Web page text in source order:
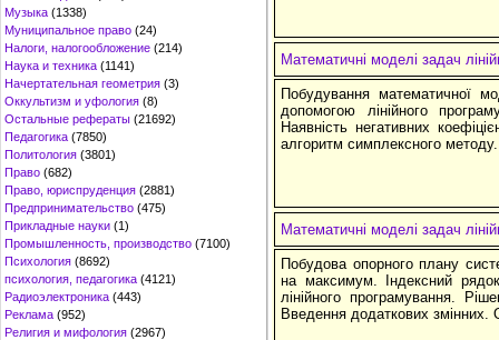
Музыка (1338)
Муниципальное право (24)
Налоги, налогообложение (214)
Наука и техника (1141)
Начертательная геометрия (3)
Оккультизм и уфология (8)
Остальные рефераты (21692)
Педагогика (7850)
Политология (3801)
Право (682)
Право, юриспруденция (2881)
Предпринимательство (475)
Прикладные науки (1)
Промышленность, производство (7100)
Психология (8692)
психология, педагогика (4121)
Радиоэлектроника (443)
Реклама (952)
Религия и мифология (2967)
Математичні моделі задач
Побудування математичної
допомогою лінійного
Наявність негативних
алгоритм симплексного
Математичні моделі задач
Побудова опорного плану
на максимум. Індексний
лінійного програмування.
Введення додаткових змінних.